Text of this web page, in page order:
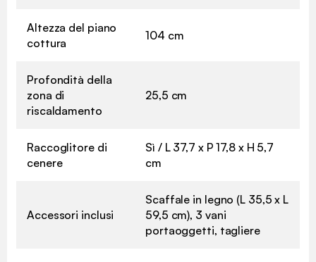
Altezza del piano
cottura
104 cm
Profondità della
zona di
riscaldamento
25,5 cm
Raccoglitore di
cenere
Sì / L 37,7 x P 17,8 x H 5,7
cm
Accessori inclusi
Scaffale in legno (L 35,5 x L
59,5 cm), 3 vani
portaoggetti, tagliere